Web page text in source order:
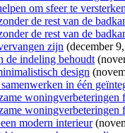
om sfeer te versterken
de rest van de
de rest van de
zijn (december
de indeling behoudt
design
in één
woningverbeteringen
woningverbeteringen
modern interieur